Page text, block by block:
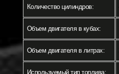
Количество цилиндров:
Объем двигателя в кубах:
Объем двигателя в литрах:
Используемый тип топлива: